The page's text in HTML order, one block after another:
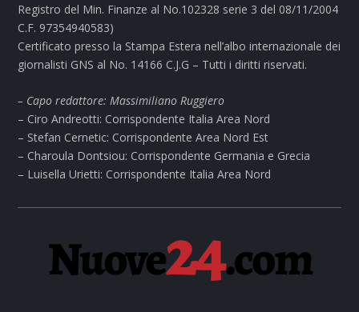
Registro del Min. Finanze al No.102328 serie 3 del 08/11/2004
C.F. 97354940583)
Certificato presso la Stampa Estera nell’albo internazionale dei
giornalisti GNS al No. 14166 C.J.G – Tutti i diritti riservati.
– Capo redattore: Massimiliano Ruggiero
– Ciro Andreotti: Corrispondente Italia Area Nord
– Stefan Cernetic: Corrispondente Area Nord Est
– Charoula Dontsiou: Corrispondente Germania e Grecia
– Luisella Urietti: Corrispondente Italia Area Nord